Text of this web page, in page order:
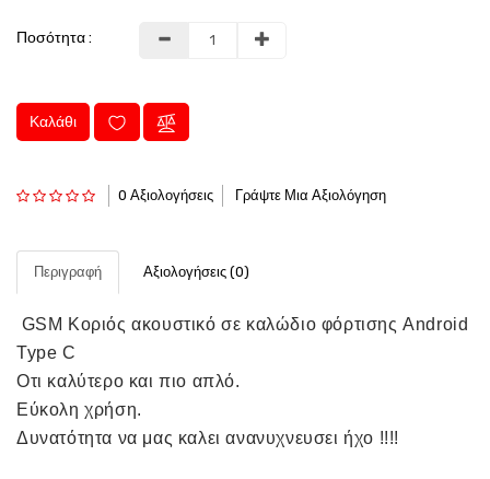
Ποσότητα :
Καλάθι
0 Αξιολογήσεις Γράψτε Μια Αξιολόγηση
Περιγραφή Αξιολογήσεις (0)
GSM Κοριός ακουστικό σε καλώδιο φόρτισης Android
Type C
Οτι καλύτερο και πιο απλό.
Εύκολη χρήση.
Δυνατότητα να μας καλει ανανυχνευσει ήχο !!!!